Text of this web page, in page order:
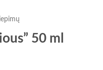
50 ml